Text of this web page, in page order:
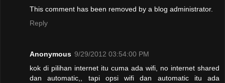
This comment has been removed by a blog administrator.
Reply
Anonymous 9/29/2012 03:54:00 PM
kok di pilihan internet itu cuma ada wifi, no internet shared
dan automatic,, tapi opsi wifi dan automatic itu ada